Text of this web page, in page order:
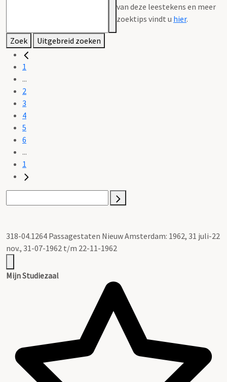
van deze leestekens en meer
zoektips vindt u hier.
Zoek Uitgebreid zoeken
1
...
2
3
4
5
6
...
1
318-04.1264 Passagestaten Nieuw Amsterdam: 1962, 31 juli-22
nov., 31-07-1962 t/m 22-11-1962
Mijn Studiezaal